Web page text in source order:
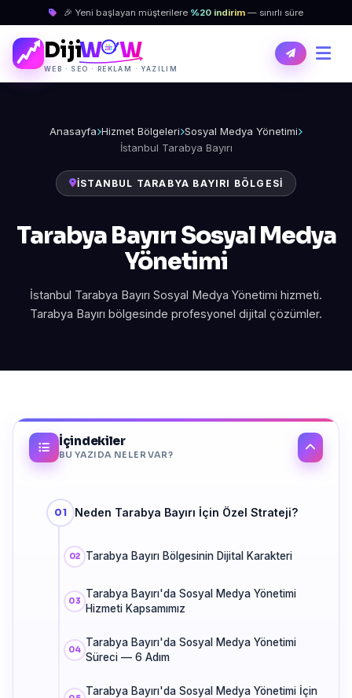
🎉 Yeni başlayan müşterilere %20 indirim — sınırlı süre
DijiW W
WEB · SEO · REKLAM · YAZILIM
Anasayfa Hizmet Bölgeleri Sosyal Medya Yönetimi
İstanbul Tarabya Bayırı
İSTANBUL TARABYA BAYIRI BÖLGESI
Tarabya Bayırı Sosyal Medya
Yönetimi
İstanbul Tarabya Bayırı Sosyal Medya Yönetimi hizmeti.
Tarabya Bayırı bölgesinde profesyonel dijital çözümler.
İçindekiler
BU YAZIDA NELER VAR?
Neden Tarabya Bayırı İçin Özel Strateji?
Tarabya Bayırı Bölgesinin Dijital Karakteri
Tarabya Bayırı'da Sosyal Medya Yönetimi
Hizmeti Kapsamımız
Tarabya Bayırı'da Sosyal Medya Yönetimi
Süreci — 6 Adım
Tarabya Bayırı'da Sosyal Medya Yönetimi İçin